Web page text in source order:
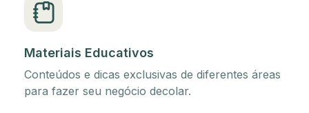
Materiais Educativos
Conteúdos e dicas exclusivas de diferentes áreas
para fazer seu negócio decolar.